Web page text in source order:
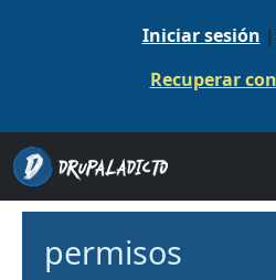
Iniciar sesión |
Recuperar
permisos